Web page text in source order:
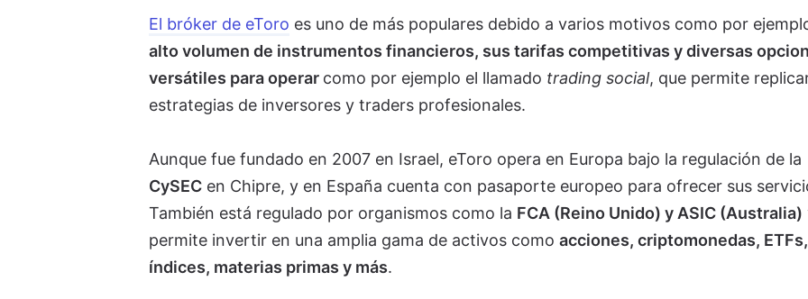
El bróker de eToro es uno de más populares debido a varios motivos como por
alto volumen de instrumentos financieros, sus tarifas competitivas y diversas
versátiles para operar como por ejemplo el llamado trading social, que permite
estrategias de inversores y traders profesionales.
Aunque fue fundado en 2007 en Israel, eToro opera en Europa bajo la regulación de la
CySECen Chipre, y en España cuenta con pasaporte europeo para ofrecer sus
También está regulado por organismos como la FCA (Reino Unido) y ASIC (Australia)
permite invertir en una amplia gama de activos como acciones, criptomonedas, ETFs,
índices, materias primas y más.